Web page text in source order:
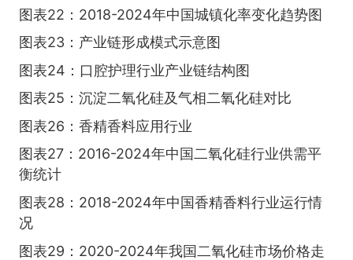
图表22：2018-2024年中国城镇化率变化趋势图
图表23：产业链形成模式示意图
图表24：口腔护理行业产业链结构图
图表25：沉淀二氧化硅及气相二氧化硅对比
图表26：香精香料应用行业
图表27：2016-2024年中国二氧化硅行业供需平
衡统计
图表28：2018-2024年中国香精香料行业运行情
况
图表29：2020-2024年我国二氧化硅市场价格走